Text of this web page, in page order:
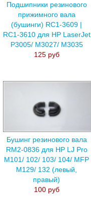
Подшипники резинового
прижимного вала
(бушинги) RC1-3609 |
RC1-3610 для HP LaserJet
P3005/ M3027/ M3035
125 руб
Бушинг резинового вала
RM2-0836 для HP LJ Pro
M101/ 102/ 103/ 104/ MFP
M129/ 132 (левый,
правый)
100 руб